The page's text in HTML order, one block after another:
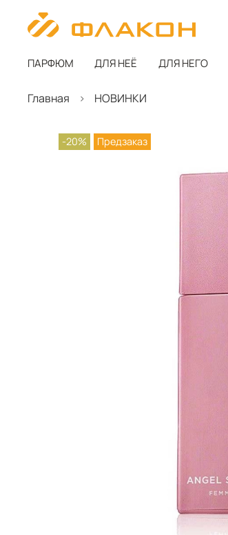
ПАРФЮМ ДЛЯ НЕЁ ДЛЯ НЕГО
Главная НОВИНКИ
-20% Предзаказ